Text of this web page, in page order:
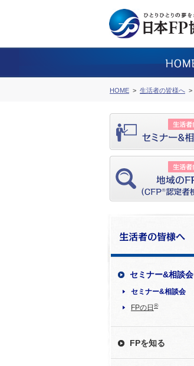
HOME 生活者の皆様へ
セミナー&相談会
セミナー&相談会
FPの日 ®
FPを知る